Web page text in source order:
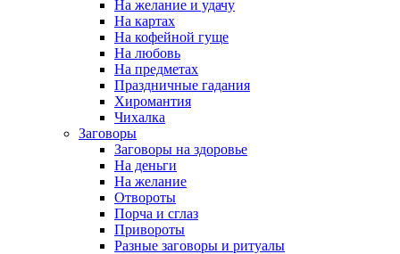
На желание и удачу
На картах
На кофейной гуще
На любовь
На предметах
Праздничные гадания
Хиромантия
Чихалка
Заговоры
Заговоры на здоровье
На деньги
На желание
Отвороты
Порча и сглаз
Привороты
Разные заговоры и ритуалы